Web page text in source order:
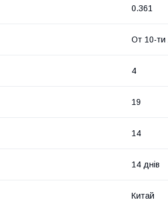
0.361
От 10-ти
4
19
14
14 днів
Китай